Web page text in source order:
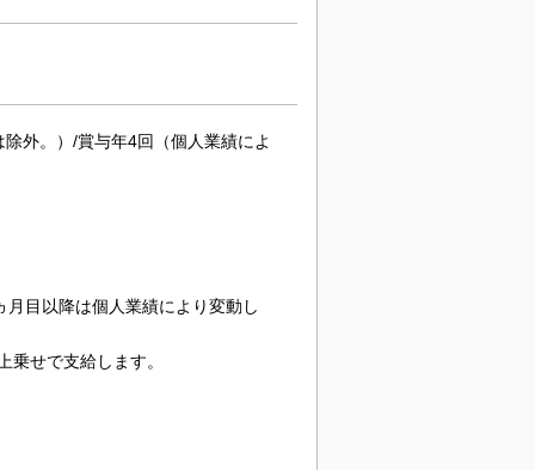
外。）/賞与年4回（個人業績によ
目以降は個人業績により変動し
せで支給します。